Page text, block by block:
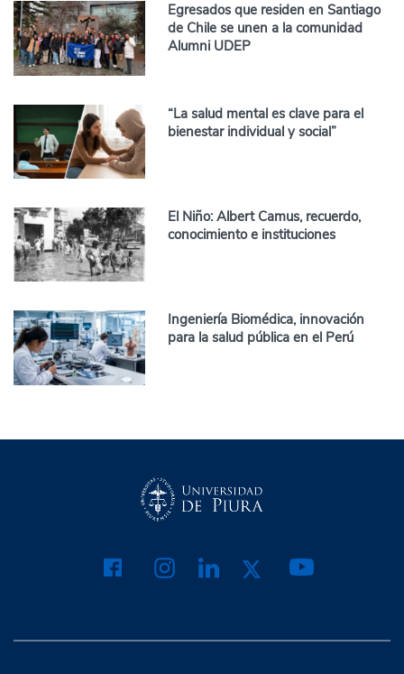
Egresados que residen en Santiago
de Chile se unen a la comunidad
Alumni UDEP
“La salud mental es clave para el
bienestar individual y social”
El Niño: Albert Camus, recuerdo,
conocimiento e instituciones
Ingeniería Biomédica, innovación
para la salud pública en el Perú